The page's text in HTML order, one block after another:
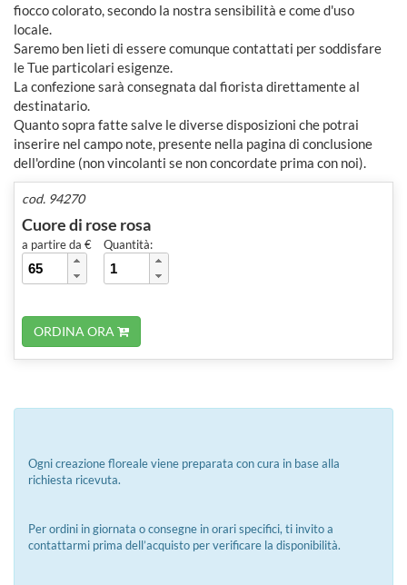
fiocco colorato, secondo la nostra sensibilità e come d'uso
locale.
Saremo ben lieti di essere comunque contattati per soddisfare
le Tue particolari esigenze.
La confezione sarà consegnata dal fiorista direttamente al
destinatario.
Quanto sopra fatte salve le diverse disposizioni che potrai
inserire nel campo note, presente nella pagina di conclusione
dell'ordine (non vincolanti se non concordate prima con noi).
cod. 94270
Cuore di rose rosa
a partire da € Quantità:
ORDINA ORA
Ogni creazione floreale viene preparata con cura in base alla
richiesta ricevuta.
Per ordini in giornata o consegne in orari specifici, ti invito a
contattarmi prima dell’acquisto per verificare la disponibilità.